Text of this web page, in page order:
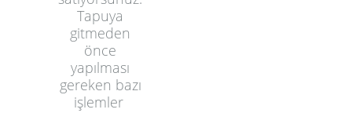
Tapuya
gitmeden
önce
yapılması
gereken bazı
işlemler